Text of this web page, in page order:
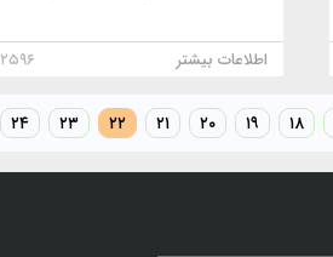
اطلاعات بیشتر ۲۵۹۶
۱۸ ۱۹ ۲۰ ۲۱ ۲۲ ۲۳ ۲۴